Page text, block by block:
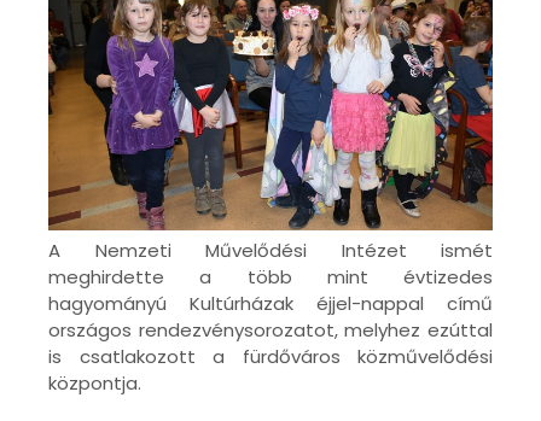
A Nemzeti Művelődési Intézet ismét
meghirdette a több mint évtizedes
hagyományú Kultúrházak éjjel-nappal című
országos rendezvénysorozatot, melyhez ezúttal
is csatlakozott a fürdőváros közművelődési
központja.